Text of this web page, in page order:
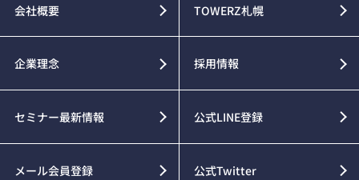
会社概要 TOWERZ札幌
企業理念 採用情報
セミナー最新情報 公式LINE登録
メール会員登録 公式Twitter